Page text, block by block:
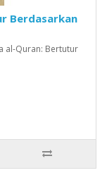
Berdasarkan
al-Quran: Bertutur